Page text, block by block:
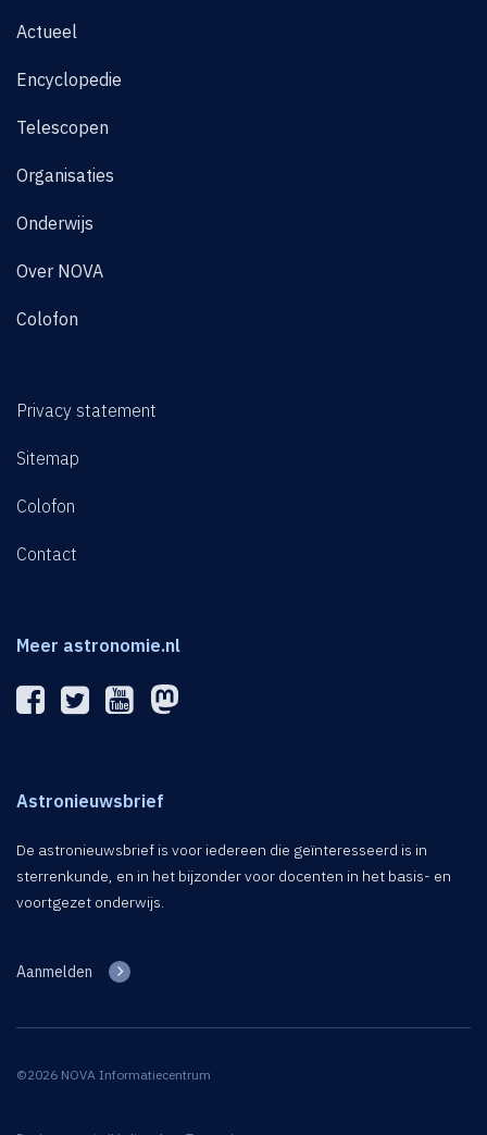
Actueel
Encyclopedie
Telescopen
Organisaties
Onderwijs
Over NOVA
Colofon
Privacy statement
Sitemap
Colofon
Contact
Meer astronomie.nl
Astronieuwsbrief
De astronieuwsbrief is voor iedereen die geïnteresseerd is in
sterrenkunde, en in het bijzonder voor docenten in het basis- en
voortgezet onderwijs.
Aanmelden
©2026 NOVA Informatiecentrum